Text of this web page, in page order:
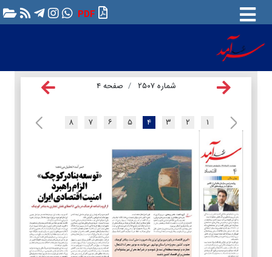
PDF
شماره ۲۵۰۷ صفحه ۴
۱ ۲ ۳ ۴ ۵ ۶ ۷ ۸